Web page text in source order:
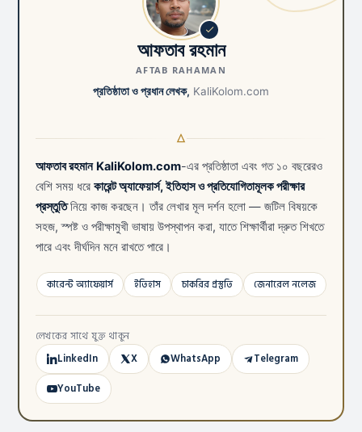
আফতাব রহমান
AFTAB RAHAMAN
প্রতিষ্ঠাতা ও প্রধান লেখক, KaliKolom.com
আফতাব রহমান KaliKolom.com-এর প্রতিষ্ঠাতা এবং গত ১০ বছরেরও
বেশি সময় ধরে কারেন্ট অ্যাফেয়ার্স, ইতিহাস ও প্রতিযোগিতামূলক পরীক্ষার
প্রস্তুতিনিয়ে কাজ করছেন। তাঁর লেখার মূল দর্শন হলো — জটিল বিষয়কে
সহজ, স্পষ্ট ও পরীক্ষামুখী ভাষায় উপস্থাপন করা, যাতে শিক্ষার্থীরা দ্রুত শিখতে
পারে এবং দীর্ঘদিন মনে রাখতে পারে।
কারেন্ট অ্যাফেয়ার্স ইতিহাস চাকরির প্রস্তুতি জেনারেল নলেজ
লেখকের সাথে যুক্ত থাকুন
LinkedIn X WhatsApp
Telegram
YouTube